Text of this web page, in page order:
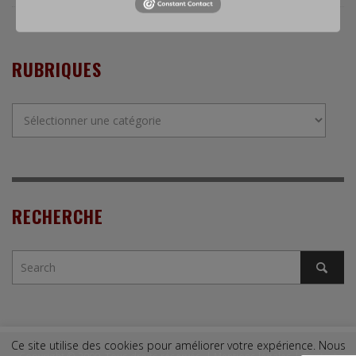
RUBRIQUES
RECHERCHE
Ce site utilise des cookies pour améliorer votre expérience. Nous